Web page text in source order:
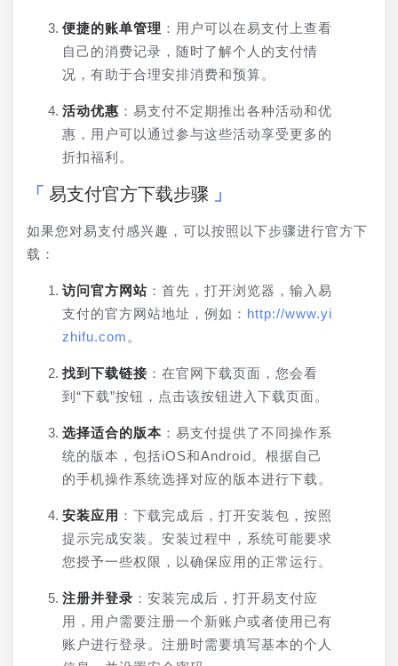
便捷的账单管理 ：用户可以在易支付上查看
自己的消费记录，随时了解个人的支付情
况，有助于合理安排消费和预算。
活动优惠 ：易支付不定期推出各种活动和优
惠，用户可以通过参与这些活动享受更多的
折扣福利。
易支付官方下载步骤
如果您对易支付感兴趣，可以按照以下步骤进行官方下
载：
访问官方网站 ：首先，打开浏览器，输入易
支付的官方网站地址，例如： http://www.yi
zhifu.com 。
找到下载链接 ：在官网下载页面，您会看
到“下载”按钮，点击该按钮进入下载页面。
选择适合的版本 ：易支付提供了不同操作系
统的版本，包括iOS和Android。根据自己
的手机操作系统选择对应的版本进行下载。
安装应用 ：下载完成后，打开安装包，按照
提示完成安装。安装过程中，系统可能要求
您授予一些权限，以确保应用的正常运行。
注册并登录 ：安装完成后，打开易支付应
用，用户需要注册一个新账户或者使用已有
账户进行登录。注册时需要填写基本的个人